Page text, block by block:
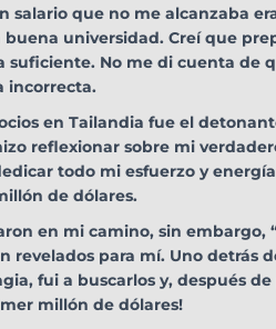
salario que no me alcanzaba
universidad. Creí que
suficiente. No me di cuenta de
incorrecta.
en Tailandia fue el
reflexionar sobre mi
todo mi esfuerzo y
de dólares.
en mi camino, sin embargo,
revelados para mí. Uno detrás
fui a buscarlos y, después
millón de dólares!